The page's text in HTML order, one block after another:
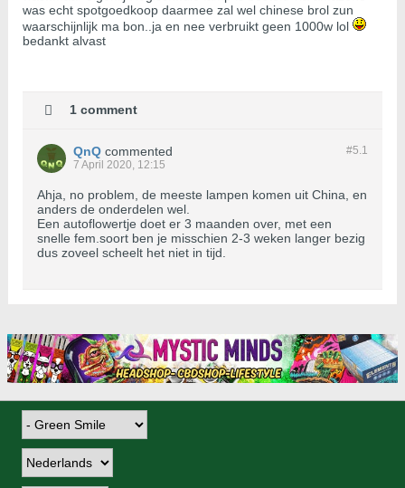
was echt spotgoedkoop daarmee zal wel chinese brol zun
waarschijnlijk ma bon..ja en nee verbruikt geen 1000w lol
bedankt alvast
1 comment
#5.1
QnQ commented
7 April 2020, 12:15
Ahja, no problem, de meeste lampen komen uit China, en
anders de onderdelen wel.
Een autoflowertje doet er 3 maanden over, met een
snelle fem.soort ben je misschien 2-3 weken langer bezig
dus zoveel scheelt het niet in tijd.